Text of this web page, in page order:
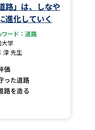
路」は、しなや
進化していく
ード：道路
学
淳 先生
価
った道路
路を造る